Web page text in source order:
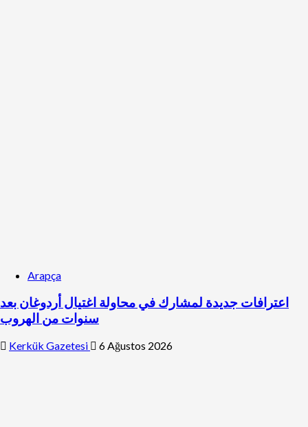
Arapça
اعترافات جديدة لمشارك في محاولة اغتيال أردوغان بعد
سنوات من الهروب
Kerkük Gazetesi 6 Ağustos 2026